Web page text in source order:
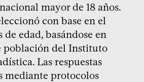
mayor de 18 años.
con base en el
de edad, basándose en
población del Instituto
Las respuestas
mediante protocolos